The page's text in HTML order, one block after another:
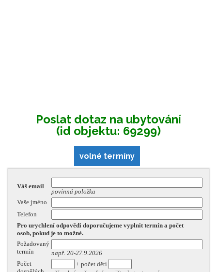
Poslat dotaz na ubytování
(id objektu: 69299)
volné termíny